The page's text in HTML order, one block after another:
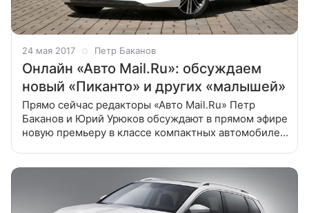
24 мая 2017 Петр Баканов
Онлайн «Авто Mail.Ru»: обсуждаем
новый «Пиканто» и других «малышей»
Прямо сейчас редакторы «Авто Mail.Ru» Петр
Баканов и Юрий Урюков обсуждают в прямом эфире
новую премьеру в классе компактных автомобилей: